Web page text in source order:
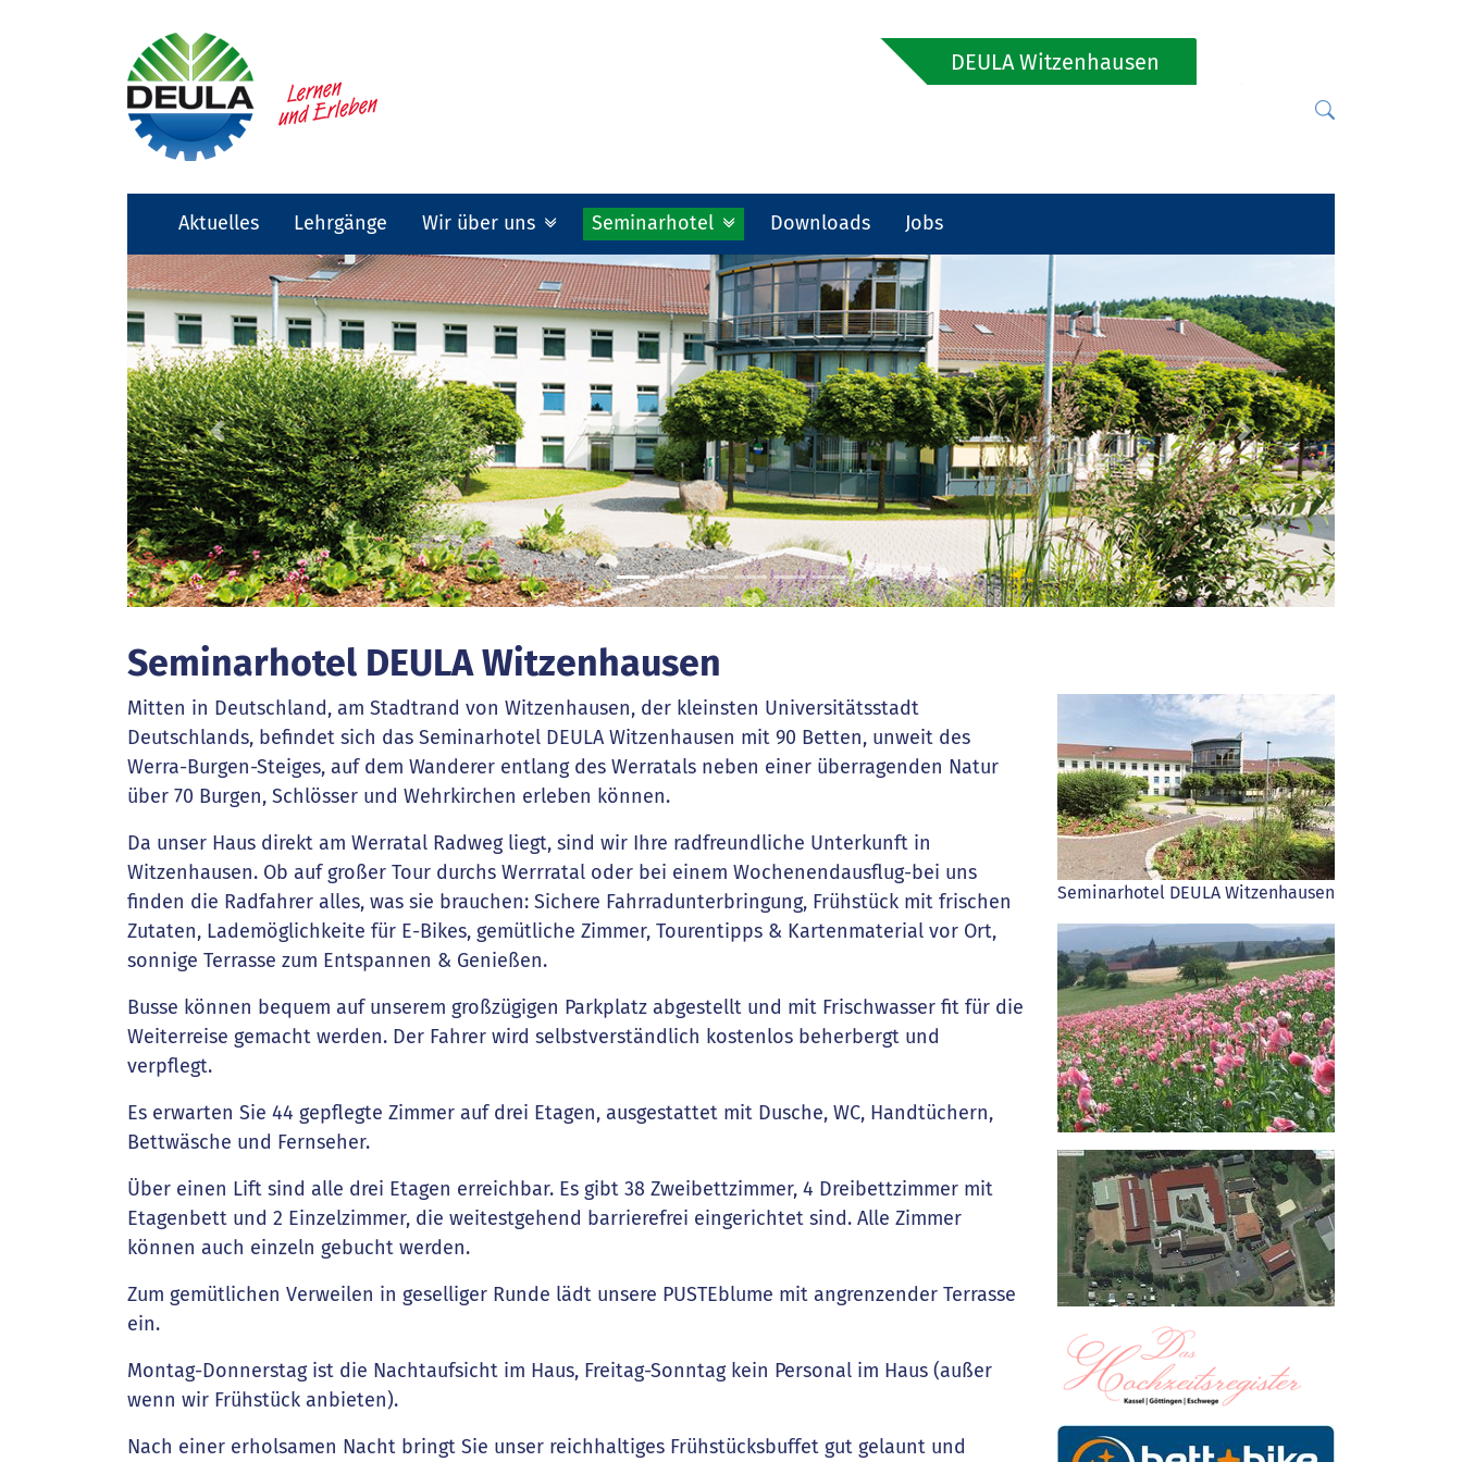
DEULA Witzenhausen
Aktuelles Lehrgänge Wir über uns Seminarhotel Downloads Jobs
Previous Next
Seminarhotel DEULA Witzenhausen
Mitten in Deutschland, am Stadtrand von Witzenhausen, der kleinsten Universitätsstadt
Deutschlands, befindet sich das Seminarhotel DEULA Witzenhausen mit 90 Betten, unweit des
Werra-Burgen-Steiges, auf dem Wanderer entlang des Werratals neben einer überragenden Natur
über 70 Burgen, Schlösser und Wehrkirchen erleben können.
Da unser Haus direkt am Werratal Radweg liegt, sind wir Ihre radfreundliche Unterkunft in
Witzenhausen. Ob auf großer Tour durchs Werrratal oder bei einem Wochenendausflug-bei uns
finden die Radfahrer alles, was sie brauchen: Sichere Fahrradunterbringung, Frühstück mit frischen
Zutaten, Lademöglichkeite für E-Bikes, gemütliche Zimmer, Tourentipps & Kartenmaterial vor Ort,
sonnige Terrasse zum Entspannen & Genießen.
Busse können bequem auf unserem großzügigen Parkplatz abgestellt und mit Frischwasser fit für die
Weiterreise gemacht werden. Der Fahrer wird selbstverständlich kostenlos beherbergt und
verpflegt.
Es erwarten Sie 44 gepflegte Zimmer auf drei Etagen, ausgestattet mit Dusche, WC, Handtüchern,
Bettwäsche und Fernseher.
Über einen Lift sind alle drei Etagen erreichbar. Es gibt 38 Zweibettzimmer, 4 Dreibettzimmer mit
Etagenbett und 2 Einzelzimmer, die weitestgehend barrierefrei eingerichtet sind. Alle Zimmer
können auch einzeln gebucht werden.
Zum gemütlichen Verweilen in geselliger Runde lädt unsere PUSTEblume mit angrenzender Terrasse
ein.
Montag-Donnerstag ist die Nachtaufsicht im Haus, Freitag-Sonntag kein Personal im Haus (außer
wenn wir Frühstück anbieten).
Nach einer erholsamen Nacht bringt Sie unser reichhaltiges Frühstücksbuffet gut gelaunt und
Seminarhotel DEULA Witzenhausen